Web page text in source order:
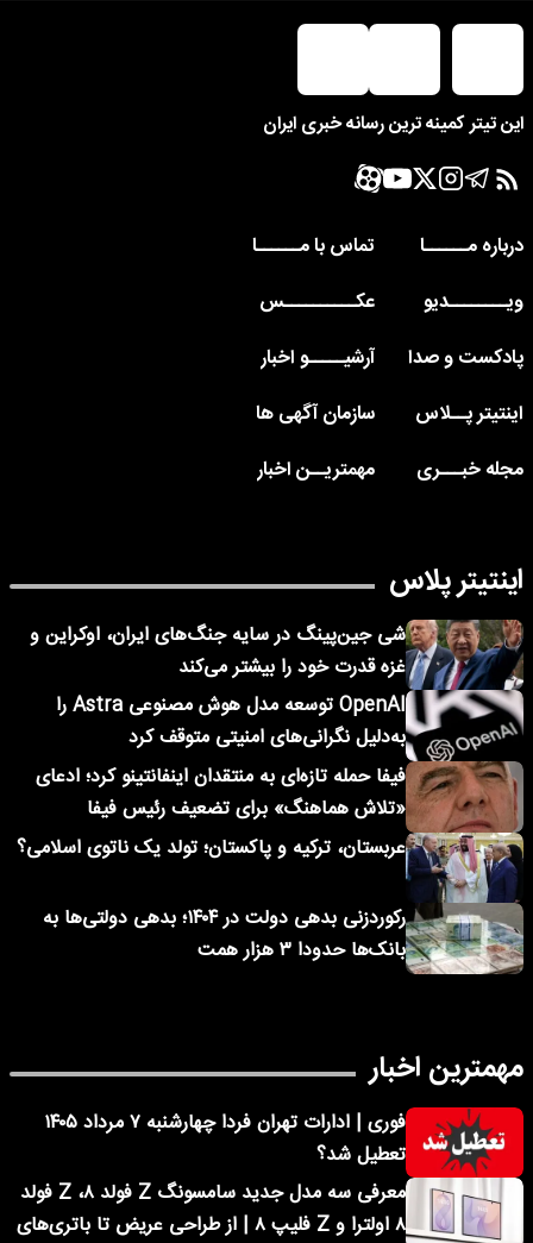
این تیتر کمینه ترین رسانه خبری ایران
درباره مــــــا
تماس با مــــــا
ویــــــــدیو
عکــــــــــس
پادکست و صدا
آرشیـــــو اخبار
اینتیتر پــلاس
سازمان آگهی ها
مجله خبـــری
مهمتریــن اخبار
اینتیتر پلاس
شی جین‌پینگ در سایه جنگ‌های ایران، اوکراین و
غزه قدرت خود را بیشتر می‌کند
OpenAI توسعه مدل هوش مصنوعی Astra را
به‌دلیل نگرانی‌های امنیتی متوقف کرد
فیفا حمله تازه‌ای به منتقدان اینفانتینو کرد؛ ادعای
«تلاش هماهنگ» برای تضعیف رئیس فیفا
عربستان، ترکیه و پاکستان؛ تولد یک ناتوی اسلامی؟
رکوردزنی بدهی دولت در ۱۴۰۴؛ بدهی دولتی‌ها به
بانک‌ها حدودا ۳ هزار همت
مهمترین اخبار
فوری | ادارات تهران فردا چهارشنبه ۷ مرداد ۱۴۰۵
تعطیل شد؟
معرفی سه مدل جدید سامسونگ Z فولد ۸، Z فولد
۸ اولترا و Z فلیپ ۸ | از طراحی عریض تا باتری‌های